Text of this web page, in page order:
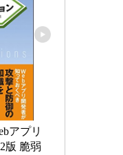
アプリ
版 脆弱